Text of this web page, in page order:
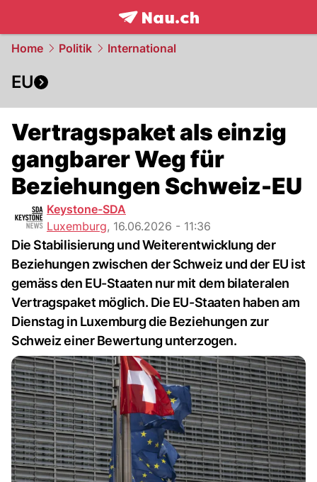
frontpage.NAU.ch
Home Politik International
EU
Vertragspaket als einzig
gangbarer Weg für
Beziehungen Schweiz-EU
Keystone-SDA
Luxemburg, 16.06.2026 - 11:36
Die Stabilisierung und Weiterentwicklung der
Beziehungen zwischen der Schweiz und der EU ist
gemäss den EU-Staaten nur mit dem bilateralen
Vertragspaket möglich. Die EU-Staaten haben am
Dienstag in Luxemburg die Beziehungen zur
Schweiz einer Bewertung unterzogen.